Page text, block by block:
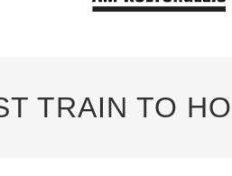
TRAIN TO